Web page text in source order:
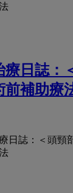
日誌：
補助療